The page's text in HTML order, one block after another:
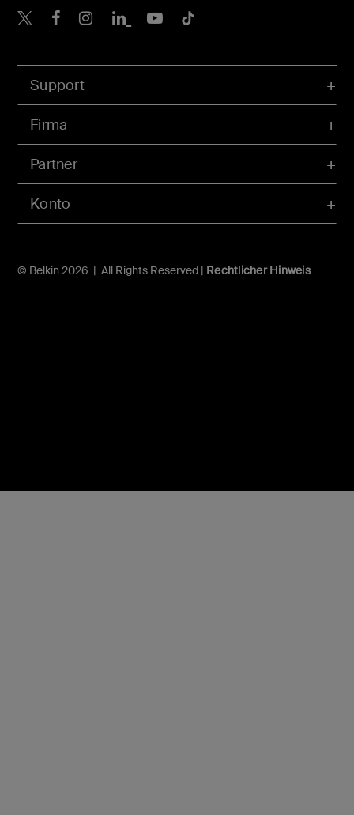
Konto
Support
Firma
Partner
© Belkin 2026 | All Rights Reserved | Rechtlicher Hinweis
Belkin Twitter
Belkin Facebook
Belkin Instagram
Belkin LinkedIn
Belkin Youtube
Belkin TikTok